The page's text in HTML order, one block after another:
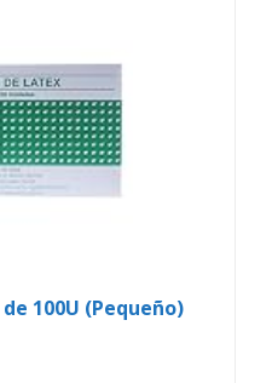
100U (Pequeño)